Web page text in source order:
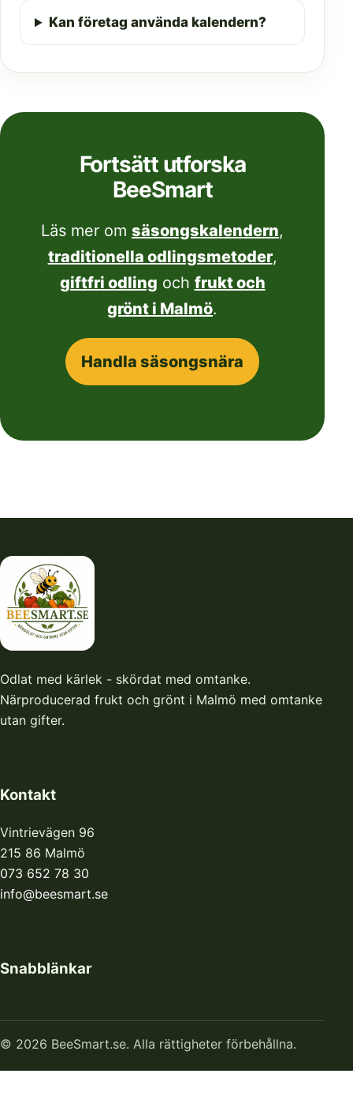
Kan företag använda kalendern?
Fortsätt utforska
BeeSmart
Läs mer omsäsongskalendern,
traditionella odlingsmetoder,
giftfri odling och frukt och
grönt i Malmö.
Handla säsongsnära
Odlat med kärlek - skördat med omtanke.
Närproducerad frukt och grönt i Malmö med omtanke
utan gifter.
Kontakt
Vintrievägen 96
215 86 Malmö
073 652 78 30
info@beesmart.se
Snabblänkar
© 2026 BeeSmart.se. Alla rättigheter förbehållna.